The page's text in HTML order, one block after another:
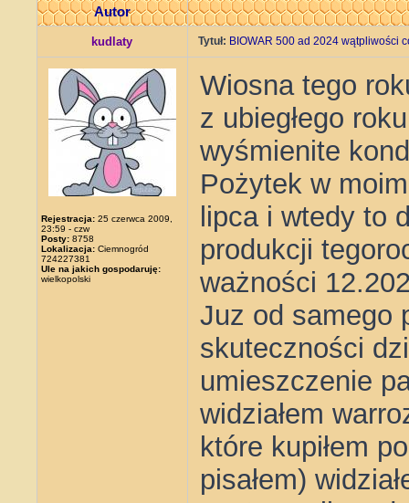
Autor
kudlaty Tytuł: BIOWAR 500 ad 2024 wątpliwości
Rejestracja: 25 czerwca 2009,
23:59 - czw
Posty: 8758
Lokalizacja: Ciemnogród
724227381
Ule na jakich gospodaruję:
wielkopolski
Wiosna tego
z ubiegłego
wyśmienite
Pożytek w
lipca i wtedy to
produkcji
ważności
Juz od samego
skuteczności
umieszczenie
widziałem
które kupiłem
pisałem)